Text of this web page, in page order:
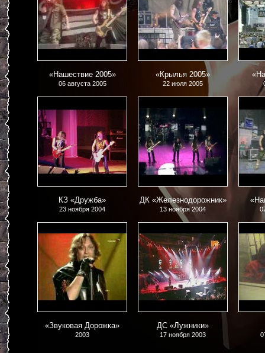
«Нашествие 2005»
06 августа 2005
«Крылья 2005»
22 июля 2005
КЗ «Дружба»
23 ноября 2004
ДК «Железнодорожник»
13 ноября 2004
«Звуковая Дорожка»
2003
ДС «Лужники»
17 ноября 2003